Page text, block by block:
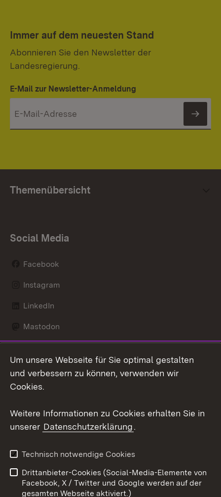
Immer auf dem neuesten Stand
Abonnieren Sie den Newsletter der
Landesregierung.
E-Mail zur Newsletter-Anmeldung
Themenübersicht
Social Media
Facebook
Instagram
LinkedIn
Mastodon
X / Twitter
Youtube
Kontakt
Datenschutz
Barrierefreiheit
Impressum Cookies
Um unsere Webseite für Sie optimal gestalten
und verbessern zu können, verwenden wir
Cookies.
Weitere Informationen zu Cookies erhalten Sie in
unserer Datenschutzerklärung.
Technisch notwendige Cookies
Drittanbieter-Cookies (Social-Media-Elemente von
Facebook, X / Twitter und Google werden auf der
gesamten Webseite aktiviert.)